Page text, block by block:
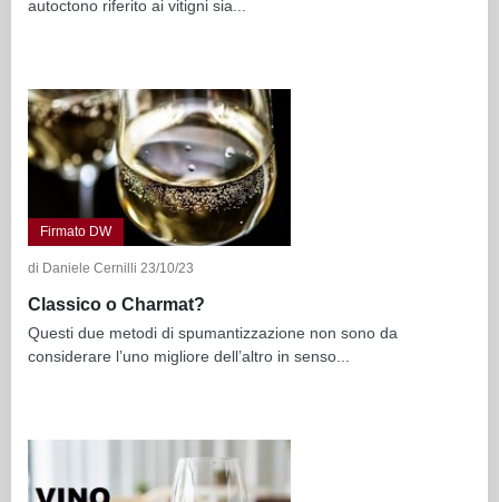
autoctono riferito ai vitigni sia...
Firmato DW
di Daniele Cernilli 23/10/23
Classico o Charmat?
Questi due metodi di spumantizzazione non sono da
considerare l’uno migliore dell’altro in senso...